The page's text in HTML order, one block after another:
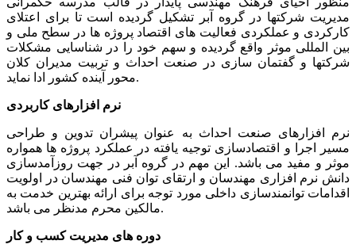
مدیریت شرکتها در گروه آبر تشکیل گردیده است تا برای اعتلای
کارکردی و عملکردی فعالیت های اقتصاد پروژه ها در سطح ملی و
بین المللی موثر واقع گردیده و سهم خود را در شناسایی مشکلات
شرکتها و گفتمان سازی در صنعت احداث و تربیت مدیران کلان
محور آینده کشور ادا نماید.
نرم افزارهای کاربردی
نرم افزارهای صنعت احداث به عنوان پیشران تدوین و طراحی
مسیر اجرا و اقتصادسازی توجیه یافته در عملکرد پروژه ها همواره
موثر و مفید می باشد. این مهم در گروه آبر در جهت روزآمدسازی
دانش نرم افزاری مهندسان و ارتقای توان فنی مهندسان در اولویت
اقدامات توانمندسازی داخلی مورد توجه برای ارائه بهترین خدمت به
مالکین محرم مدنظر می باشد.
دوره های مدیریت کسب و کار